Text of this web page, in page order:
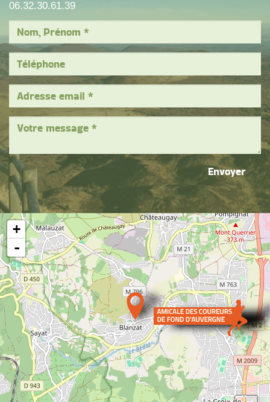
06.32.30.61.39
Envoyer
+
-